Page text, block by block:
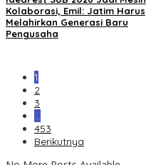
Kolaborasi, Emil: Jatim Harus
Melahirkan Generasi Baru
Pengusaha
1
2
3
…
453
Berikutnya